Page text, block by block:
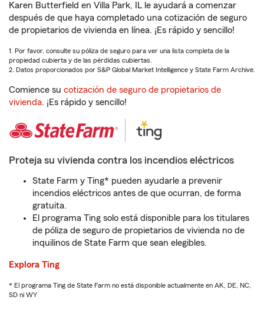
Karen Butterfield en Villa Park, IL le ayudará a comenzar
después de que haya completado una cotización de seguro
de propietarios de vivienda en línea. ¡Es rápido y sencillo!
1. Por favor, consulte su póliza de seguro para ver una lista completa de la
propiedad cubierta y de las pérdidas cubiertas.
2. Datos proporcionados por S&P Global Market Intelligence y State Farm Archive.
Comience su cotización de seguro de propietarios de
vivienda. ¡Es rápido y sencillo!
Proteja su vivienda contra los incendios eléctricos
State Farm y Ting* pueden ayudarle a prevenir
incendios eléctricos antes de que ocurran, de forma
gratuita.
El programa Ting solo está disponible para los titulares
de póliza de seguro de propietarios de vivienda no de
inquilinos de State Farm que sean elegibles.
Explora Ting
* El programa Ting de State Farm no está disponible actualmente en AK, DE, NC,
SD ni WY